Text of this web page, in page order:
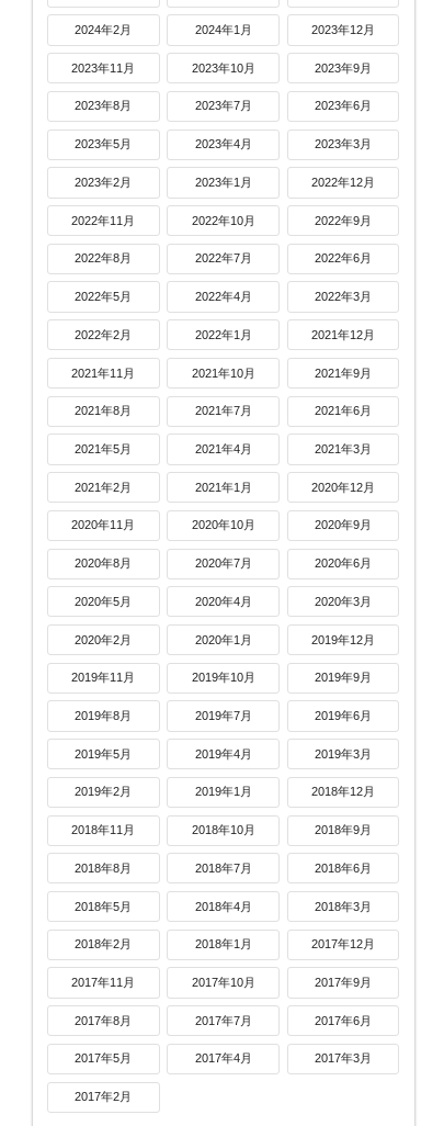
2024年2月 2024年1月 2023年12月
2023年11月 2023年10月 2023年9月
2023年8月 2023年7月 2023年6月
2023年5月 2023年4月 2023年3月
2023年2月 2023年1月 2022年12月
2022年11月 2022年10月 2022年9月
2022年8月 2022年7月 2022年6月
2022年5月 2022年4月 2022年3月
2022年2月 2022年1月 2021年12月
2021年11月 2021年10月 2021年9月
2021年8月 2021年7月 2021年6月
2021年5月 2021年4月 2021年3月
2021年2月 2021年1月 2020年12月
2020年11月 2020年10月 2020年9月
2020年8月 2020年7月 2020年6月
2020年5月 2020年4月 2020年3月
2020年2月 2020年1月 2019年12月
2019年11月 2019年10月 2019年9月
2019年8月 2019年7月 2019年6月
2019年5月 2019年4月 2019年3月
2019年2月 2019年1月 2018年12月
2018年11月 2018年10月 2018年9月
2018年8月 2018年7月 2018年6月
2018年5月 2018年4月 2018年3月
2018年2月 2018年1月 2017年12月
2017年11月 2017年10月 2017年9月
2017年8月 2017年7月 2017年6月
2017年5月 2017年4月 2017年3月
2017年2月